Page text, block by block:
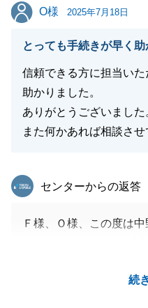
O様
O様 2025年7月18日
とっても手続きが早く
信頼できる方に担当いた
助かりました。
ありがとうございました
また何かあれば相談させ
続
東急リバブル
センターからの返答
Ｆ様、Ｏ様、この度は
あり、私もやや緊張し
記・測量・解体等のお